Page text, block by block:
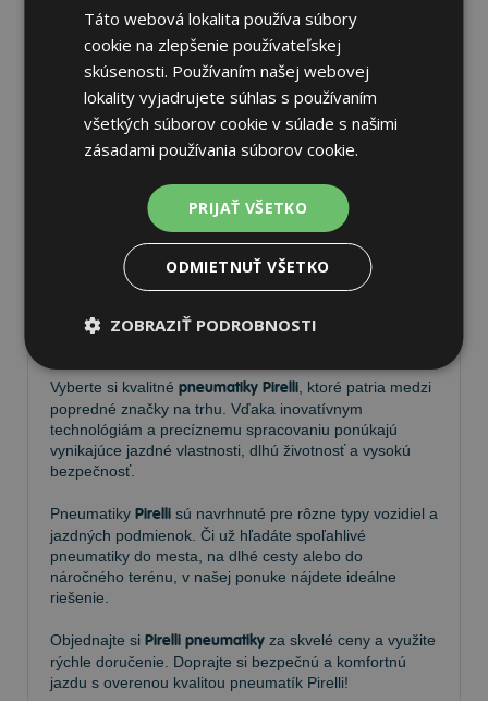
245/50 R18 100 Y
Celoročné
Na sklade 1 ks- K odberu na predajni 13.8.2026
K odberu na 17 pobočkách
Pneumatiky Pirelli – kvalita a
Vyberte si kvalitné pneumatiky Pirelli , ktoré patria medzi
popredné značky na trhu. Vďaka inovatívnym
technológiám a precíznemu spracovaniu ponúkajú
vynikajúce jazdné vlastnosti, dlhú životnosť a vysokú
bezpečnosť.
Pneumatiky Pirelli sú navrhnuté pre rôzne typy vozidiel a
jazdných podmienok. Či už hľadáte spoľahlivé
pneumatiky do mesta, na dlhé cesty alebo do
náročného terénu, v našej ponuke nájdete ideálne
riešenie.
Objednajte si Pirelli pneumatiky za skvelé ceny a využite
rýchle doručenie. Doprajte si bezpečnú a komfortnú
jazdu s overenou kvalitou pneumatík Pirelli!
Táto webová lokalita používa súbory
cookie na zlepšenie používateľskej
skúsenosti. Používaním našej webovej
lokality vyjadrujete súhlas s používaním
všetkých súborov cookie v súlade s našimi
zásadami používania súborov cookie.
PRIJAŤ VŠETKO
ODMIETNUŤ VŠETKO
ZOBRAZIŤ PODROBNOSTI